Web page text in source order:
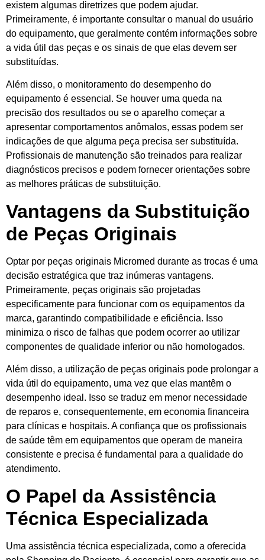
existem algumas diretrizes que podem ajudar.
Primeiramente, é importante consultar o manual do usuário
do equipamento, que geralmente contém informações sobre
a vida útil das peças e os sinais de que elas devem ser
substituídas.
Além disso, o monitoramento do desempenho do
equipamento é essencial. Se houver uma queda na
precisão dos resultados ou se o aparelho começar a
apresentar comportamentos anômalos, essas podem ser
indicações de que alguma peça precisa ser substituída.
Profissionais de manutenção são treinados para realizar
diagnósticos precisos e podem fornecer orientações sobre
as melhores práticas de substituição.
Vantagens da Substituição
de Peças Originais
Optar por peças originais Micromed durante as trocas é uma
decisão estratégica que traz inúmeras vantagens.
Primeiramente, peças originais são projetadas
especificamente para funcionar com os equipamentos da
marca, garantindo compatibilidade e eficiência. Isso
minimiza o risco de falhas que podem ocorrer ao utilizar
componentes de qualidade inferior ou não homologados.
Além disso, a utilização de peças originais pode prolongar a
vida útil do equipamento, uma vez que elas mantêm o
desempenho ideal. Isso se traduz em menor necessidade
de reparos e, consequentemente, em economia financeira
para clínicas e hospitais. A confiança que os profissionais
de saúde têm em equipamentos que operam de maneira
consistente e precisa é fundamental para a qualidade do
atendimento.
O Papel da Assistência
Técnica Especializada
Uma assistência técnica especializada, como a oferecida